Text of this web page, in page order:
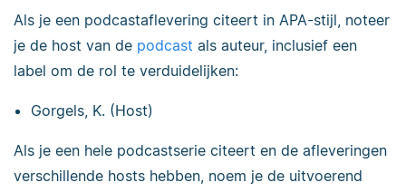
Als je een podcastaflevering citeert in APA-stijl, noteer
je de host van de podcast als auteur, inclusief een
label om de rol te verduidelijken:
Gorgels, K. (Host)
Als je een hele podcastserie citeert en de afleveringen
verschillende hosts hebben, noem je de uitvoerend